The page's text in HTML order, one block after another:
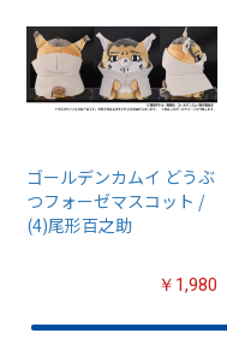
ゴールデンカムイ どうぶ
つフォーゼマスコット /
(4)尾形百之助
￥1,980